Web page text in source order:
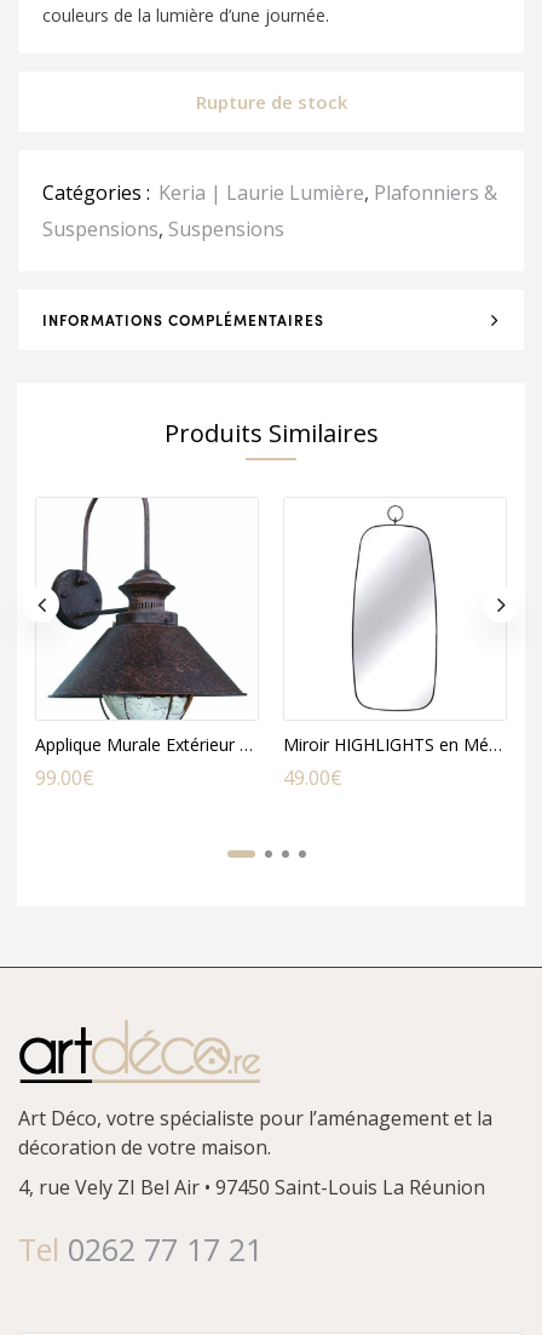
couleurs de la lumière d’une journée.
Rupture de stock
Catégories : Keria | Laurie Lumière, Plafonniers &
Suspensions, Suspensions
INFORMATIONS COMPLÉMENTAIRES
Produits Similaires
Applique Murale Extérieur NAUTICA en Métal Cuivré
99.00€
Miroir HIGHLIGHTS en Métal Noir
49.00€
Art Déco, votre spécialiste pour l’aménagement et la
décoration de votre maison.
4, rue Vely ZI Bel Air • 97450 Saint-Louis La Réunion
Tel 0262 77 17 21